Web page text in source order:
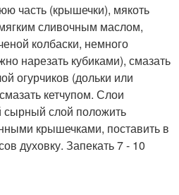
часть (крышечки), мякоть
сливочным маслом,
колбаски, немного
нарезать кубиками), смазать
огурчиков (дольки или
кетчупом. Слои
сырный слой положить
крышечками, поставить в
духовку. Запекать 7 - 10